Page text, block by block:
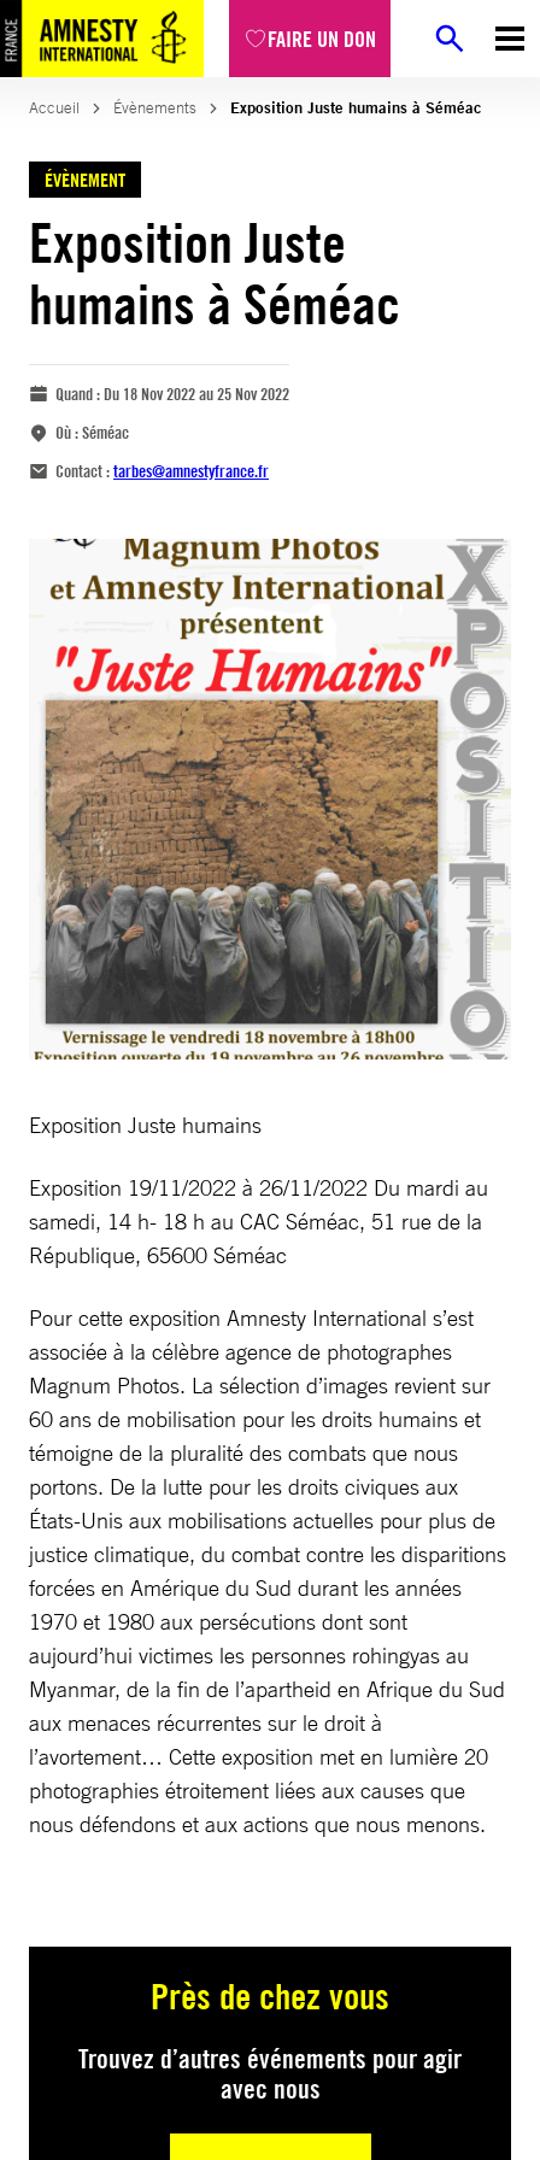
FAIRE UN DON
Accueil Évènements Exposition Juste humains à Séméac
ÉVÈNEMENT
Exposition Juste
humains à Séméac
Quand :Du 18 Nov 2022 au 25 Nov 2022
Où :Séméac
Contact :tarbes@amnestyfrance.fr
Exposition Juste humains
Exposition 19/11/2022 à 26/11/2022 Du mardi au
samedi, 14 h- 18 h au CAC Séméac, 51 rue de la
République, 65600 Séméac
Pour cette exposition Amnesty International s’est
associée à la célèbre agence de photographes
Magnum Photos. La sélection d’images revient sur
60 ans de mobilisation pour les droits humains et
témoigne de la pluralité des combats que nous
portons. De la lutte pour les droits civiques aux
États-Unis aux mobilisations actuelles pour plus de
justice climatique, du combat contre les disparitions
forcées en Amérique du Sud durant les années
1970 et 1980 aux persécutions dont sont
aujourd’hui victimes les personnes rohingyas au
Myanmar, de la fin de l’apartheid en Afrique du Sud
aux menaces récurrentes sur le droit à
l’avortement… Cette exposition met en lumière 20
photographies étroitement liées aux causes que
nous défendons et aux actions que nous menons.
Près de chez vous
Trouvez d’autres événements pour agir
avec nous